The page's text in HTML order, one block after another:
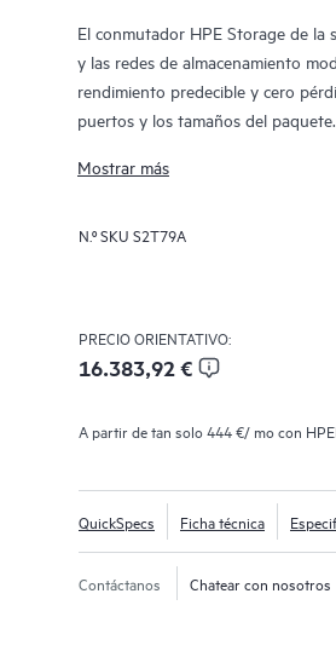
El conmutador HPE Storage de la
y las redes de almacenamiento
rendimiento predecible y cero
puertos y los tamaños del
económicos atractivos y un
escalables al tiempo que son
almacenamiento, infraestructura
implementaciones de medios y
Mostrar más
N.º SKU S2T79A
PRECIO ORIENTATIVO:
16.383,92 €
A partir de tan solo 444 €/ mo con
QuickSpecs Ficha técnica
Contáctanos Chatear con nosotros